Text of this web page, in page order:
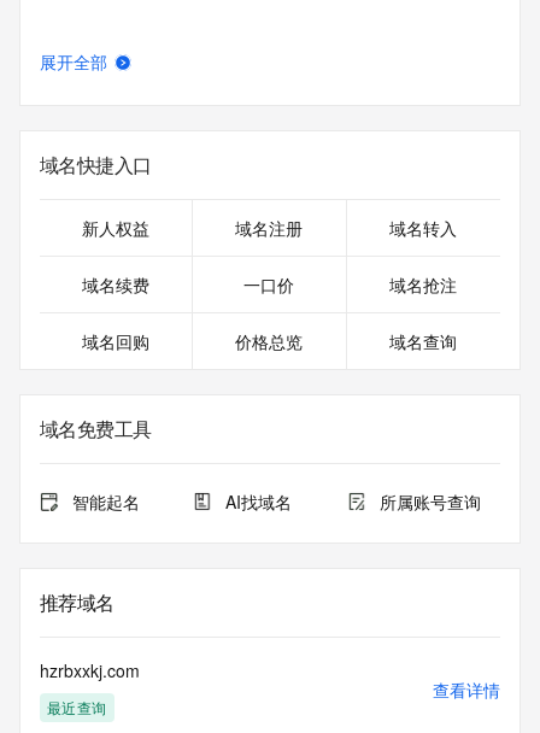
展开全部
域名快捷入口
新人权益 域名注册 域名转入
域名续费 一口价 域名抢注
域名回购 价格总览 域名查询
域名免费工具
智能起名 AI找域名 所属账号查询
推荐域名
hzrbxxkj.com
最近查询
查看详情